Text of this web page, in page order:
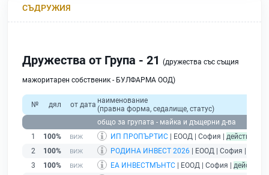
СЪДРУЖИЯ
Дружества от Група - 21 (дружества със същия
мажоритарен собственик - БУЛФАРМА ООД)
№ дял от дата наименование
(правна форма, седалище, статус)
общо за групата - майка и дъщерни д-ва
1
100% ИП ПРОПЪРТИС | ЕООД | София | действащ
2
100% РОДИНА ИНВЕСТ 2026 | ЕООД | София |
3
100% ЕА ИНВЕСТМЪНТС | ЕООД | София | действащ